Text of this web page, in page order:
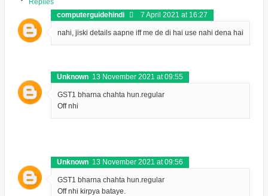
computerguidehindi
7 April 2021 at 16:27
nahi, jiski details aapne iff me de di hai use nahi dena hai
Unknown 13 November 2021 at 09:55
GST1 bharna chahta hun.regular
Off nhi
Unknown 13 November 2021 at 09:56
GST1 bharna chahta hun.regular
Off nhi kirpya bataye.